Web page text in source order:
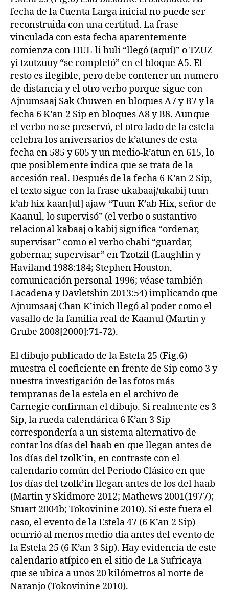
fecha de la Cuenta Larga inicial no puede ser
reconstruida con una certitud. La frase
vinculada con esta fecha aparentemente
comienza con HUL-li huli “llegó (aquí)” o TZUZ-
yi tzutzuuy “se completó” en el bloque A5. El
resto es ilegible, pero debe contener un numero
de distancia y el otro verbo porque sigue con
Ajnumsaaj Sak Chuwen en bloques A7 y B7 y la
fecha 6 K’an 2 Sip en bloques A8 y B8. Aunque
el verbo no se preservó, el otro lado de la estela
celebra los aniversarios de k’atunes de esta
fecha en 585 y 605 y un medio-k’atun en 615, lo
que posiblemente indica que se trata de la
accesión real. Después de la fecha 6 K’an 2 Sip,
el texto sigue con la frase ukabaaj/ukabij tuun
k’ab hix kaan[ul] ajaw “Tuun K’ab Hix, señor de
Kaanul, lo supervisó” (el verbo o sustantivo
relacional kabaaj o kabij significa “ordenar,
supervisar” como el verbo chabi “guardar,
gobernar, supervisar” en Tzotzil (Laughlin y
Haviland 1988:184; Stephen Houston,
comunicación personal 1996; véase también
Lacadena y Davletshin 2013:54) implicando que
Ajnumsaaj Chan K’inich llegó al poder como el
vasallo de la familia real de Kaanul (Martin y
Grube 2008[2000]:71-72).
El dibujo publicado de la Estela 25 (Fig.6)
muestra el coeficiente en frente de Sip como 3 y
nuestra investigación de las fotos más
tempranas de la estela en el archivo de
Carnegie confirman el dibujo. Si realmente es 3
Sip, la rueda calendárica 6 K’an 3 Sip
correspondería a un sistema alternativo de
contar los días del haab en que llegan antes de
los días del tzolk’in, en contraste con el
calendario común del Periodo Clásico en que
los días del tzolk’in llegan antes de los del haab
(Martin y Skidmore 2012; Mathews 2001(1977);
Stuart 2004b; Tokovinine 2010). Si este fuera el
caso, el evento de la Estela 47 (6 K’an 2 Sip)
ocurrió al menos medio día antes del evento de
la Estela 25 (6 K’an 3 Sip). Hay evidencia de este
calendario atípico en el sitio de La Sufricaya
que se ubica a unos 20 kilómetros al norte de
Naranjo (Tokovinine 2010).